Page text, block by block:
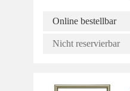
Online bestellbar
Nicht reservierbar